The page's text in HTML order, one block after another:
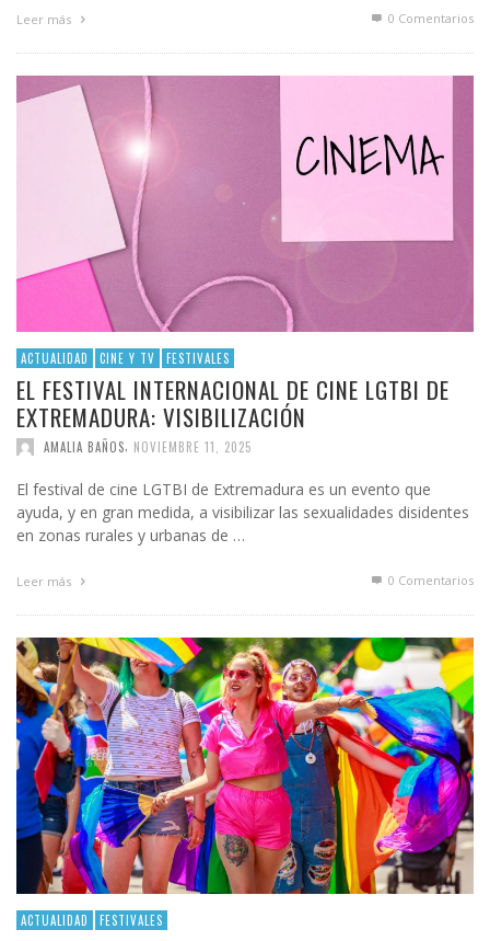
Leer más 0 Comentarios
ACTUALIDAD CINE Y TV FESTIVALES
EL FESTIVAL INTERNACIONAL DE CINE LGTBI DE
EXTREMADURA: VISIBILIZACIÓN
AMALIA BAÑOS NOVIEMBRE 11, 2025
El festival de cine LGTBI de Extremadura es un evento que
ayuda, y en gran medida, a visibilizar las sexualidades disidentes
en zonas rurales y urbanas de …
Leer más 0 Comentarios
ACTUALIDAD FESTIVALES